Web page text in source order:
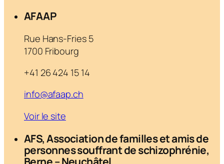
AFAAP
Rue Hans-Fries 5
1700 Fribourg
+41 26 424 15 14
info@afaap.ch
Voir le site
AFS, Association de familles et amis de
personnes souffrant de schizophrénie,